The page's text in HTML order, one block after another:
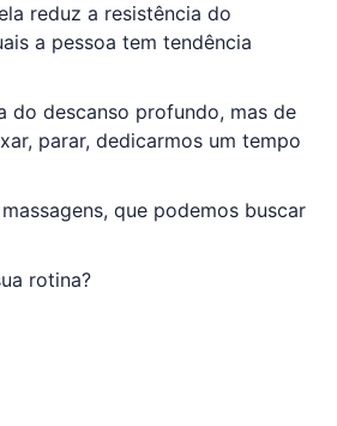
reduz a resistência do
a pessoa tem tendência
do descanso profundo, mas de
parar, dedicarmos um tempo
que podemos buscar
rotina?